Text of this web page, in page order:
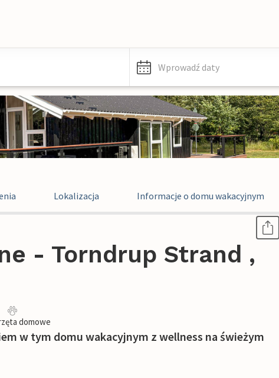
Wprowadź daty
Lokalizacja Informacje o domu wakacyjnym
- Torndrup Strand ,
domowe
w tym domu wakacyjnym z wellness na świeżym